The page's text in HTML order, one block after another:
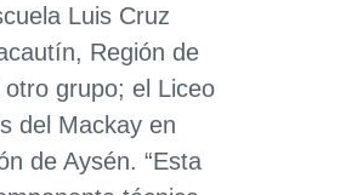
Luis Cruz
Región de
grupo; el Liceo
del Mackay en
de Aysén. “Esta